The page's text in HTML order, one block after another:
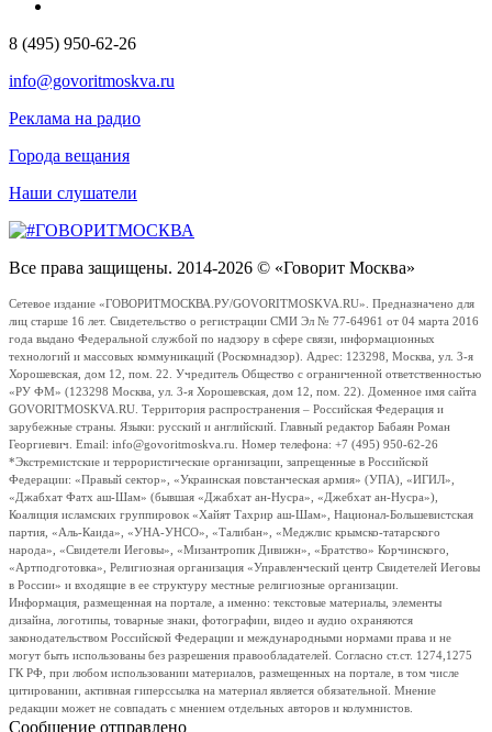
8 (495) 950-62-26
info@govoritmoskva.ru
Реклама на радио
Города вещания
Наши слушатели
Все права защищены. 2014-2026 © «Говорит Москва»
Сетевое издание «ГОВОРИТМОСКВА.РУ/GOVORITMOSKVA.RU». Предназначено для
лиц старше 16 лет. Свидетельство о регистрации СМИ Эл № 77-64961 от 04 марта 2016
года выдано Федеральной службой по надзору в сфере связи, информационных
технологий и массовых коммуникаций (Роскомнадзор). Адрес: 123298, Москва, ул. 3-я
Хорошевская, дом 12, пом. 22. Учредитель Общество с ограниченной ответственностью
«РУ ФМ» (123298 Москва, ул. 3-я Хорошевская, дом 12, пом. 22). Доменное имя сайта
GOVORITMOSKVA.RU. Территория распространения – Российская Федерация и
зарубежные страны. Языки: русский и английский. Главный редактор Бабаян Роман
Георгиевич. Email: info@govoritmoskva.ru. Номер телефона: +7 (495) 950-62-26
*Экстремистские и террористические организации, запрещенные в Российской
Федерации: «Правый сектор», «Украинская повстанческая армия» (УПА), «ИГИЛ»,
«Джабхат Фатх аш-Шам» (бывшая «Джабхат ан-Нусра», «Джебхат ан-Нусра»),
Коалиция исламских группировок «Хайят Тахрир аш-Шам», Национал-Большевистская
партия, «Аль-Каида», «УНА-УНСО», «Талибан», «Меджлис крымско-татарского
народа», «Свидетели Иеговы», «Мизантропик Дивижн», «Братство» Корчинского,
«Артподготовка», Религиозная организация «Управленческий центр Свидетелей Иеговы
в России» и входящие в ее структуру местные религиозные организации.
Информация, размещенная на портале, а именно: текстовые материалы, элементы
дизайна, логотипы, товарные знаки, фотографии, видео и аудио охраняются
законодательством Российской Федерации и международными нормами права и не
могут быть использованы без разрешения правообладателей. Согласно ст.ст. 1274,1275
ГК РФ, при любом использовании материалов, размещенных на портале, в том числе
цитировании, активная гиперссылка на материал является обязательной. Мнение
редакции может не совпадать с мнением отдельных авторов и колумнистов.
Сообщение отправлено